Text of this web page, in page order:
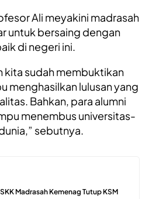
Ali meyakini madrasah
untuk bersaing dengan
di negeri ini.
kita sudah membuktikan
menghasilkan lulusan yang
Bahkan, para alumni
menembus universitas-
sebutnya.
Madrasah Kemenag Tutup KSM